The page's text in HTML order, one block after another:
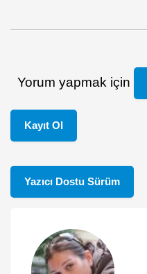
Yorum yapmak için
Kayıt Ol
Yazıcı Dostu Sürüm